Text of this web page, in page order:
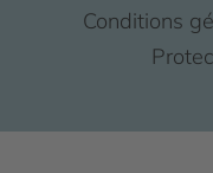
Conditions